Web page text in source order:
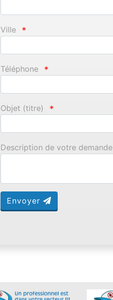
Ville *
Téléphone *
Objet (titre) *
Description de votre demande
Envoyer